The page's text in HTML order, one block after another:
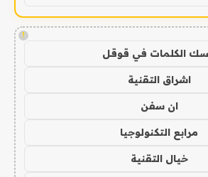
!
الكلمات في قوقل
اشراق التقنية
ان سفن
مرابع التكنولوجيا
خيال التقنية